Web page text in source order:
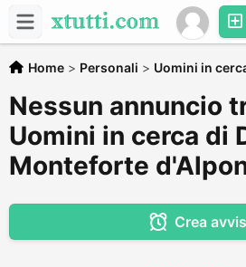
Home > Personali > Uomini in
Nessun annuncio
Uomini in cerca di
Monteforte
Crea